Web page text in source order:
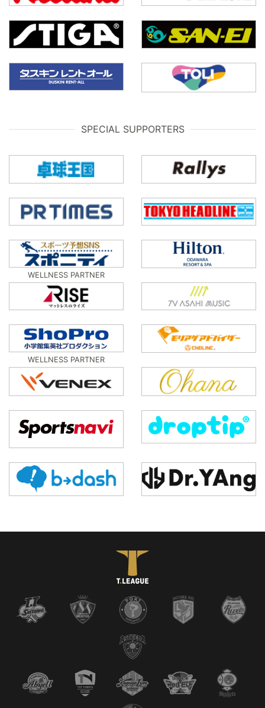
SPECIAL SUPPORTERS
WELLNESS PARTNER
WELLNESS PARTNER